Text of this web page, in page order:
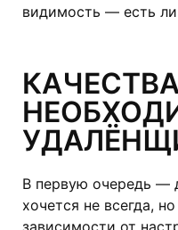
видимость — есть
В первую очередь —
хочется не всегда,
зависимости от